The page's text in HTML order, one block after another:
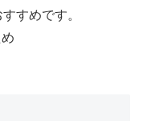
すめです。